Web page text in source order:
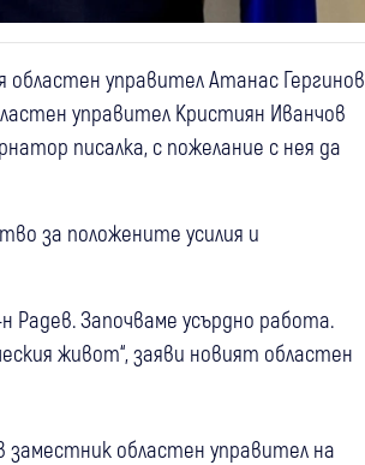
управител Атанас Гергинов
управител Кристиян Иванчов
писалка, с пожелание с нея да
за положените усилия и
Радев. Започваме усърдно работа.
живот“, заяви новият областен
заместник областен управител на